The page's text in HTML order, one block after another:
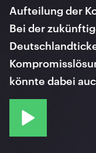
Aufteilung der
Bei der
könnte dabei